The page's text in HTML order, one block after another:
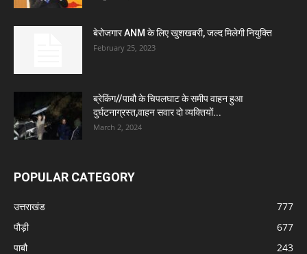
बेरोजगार ANM के लिए खुशखबरी, जल्द मिलेगी नियुक्ति
February 25, 2023
ब्रेकिंग//पाबौ के चिपलघाट के समीप वाहन हुआ
दुर्घटनाग्रस्त,वाहन सवार दो व्यक्तियों...
March 2, 2024
POPULAR CATEGORY
उत्तराखंड
777
पौड़ी
677
पाबौ
243